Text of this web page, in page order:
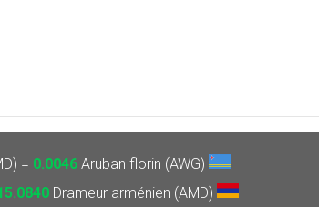
= 0.0046Aruban florin (AWG)
Drameur arménien (AMD)